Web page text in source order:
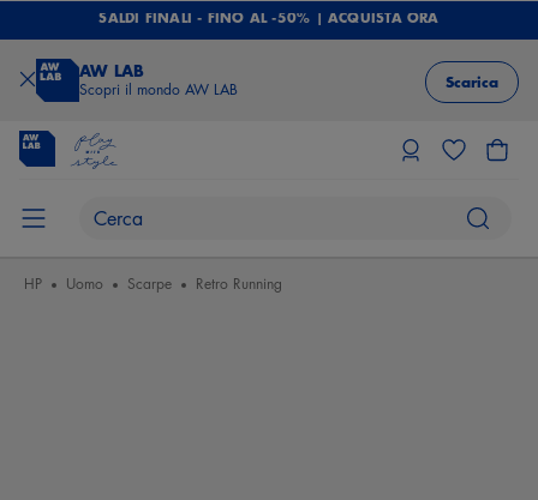
SALDI FINALI - FINO AL -50% | ACQUISTA ORA
AW LAB
Scopri il mondo AW LAB Scarica
HP Uomo Scarpe Retro Running